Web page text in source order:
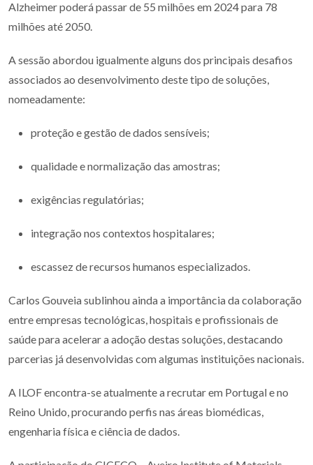
Alzheimer poderá passar de 55 milhões em 2024 para 78
milhões até 2050.
A sessão abordou igualmente alguns dos principais desafios
associados ao desenvolvimento deste tipo de soluções,
nomeadamente:
proteção e gestão de dados sensíveis;
qualidade e normalização das amostras;
exigências regulatórias;
integração nos contextos hospitalares;
escassez de recursos humanos especializados.
Carlos Gouveia sublinhou ainda a importância da colaboração
entre empresas tecnológicas, hospitais e profissionais de
saúde para acelerar a adoção destas soluções, destacando
parcerias já desenvolvidas com algumas instituições nacionais.
A ILOF encontra-se atualmente a recrutar em Portugal e no
Reino Unido, procurando perfis nas áreas biomédicas,
engenharia física e ciência de dados.